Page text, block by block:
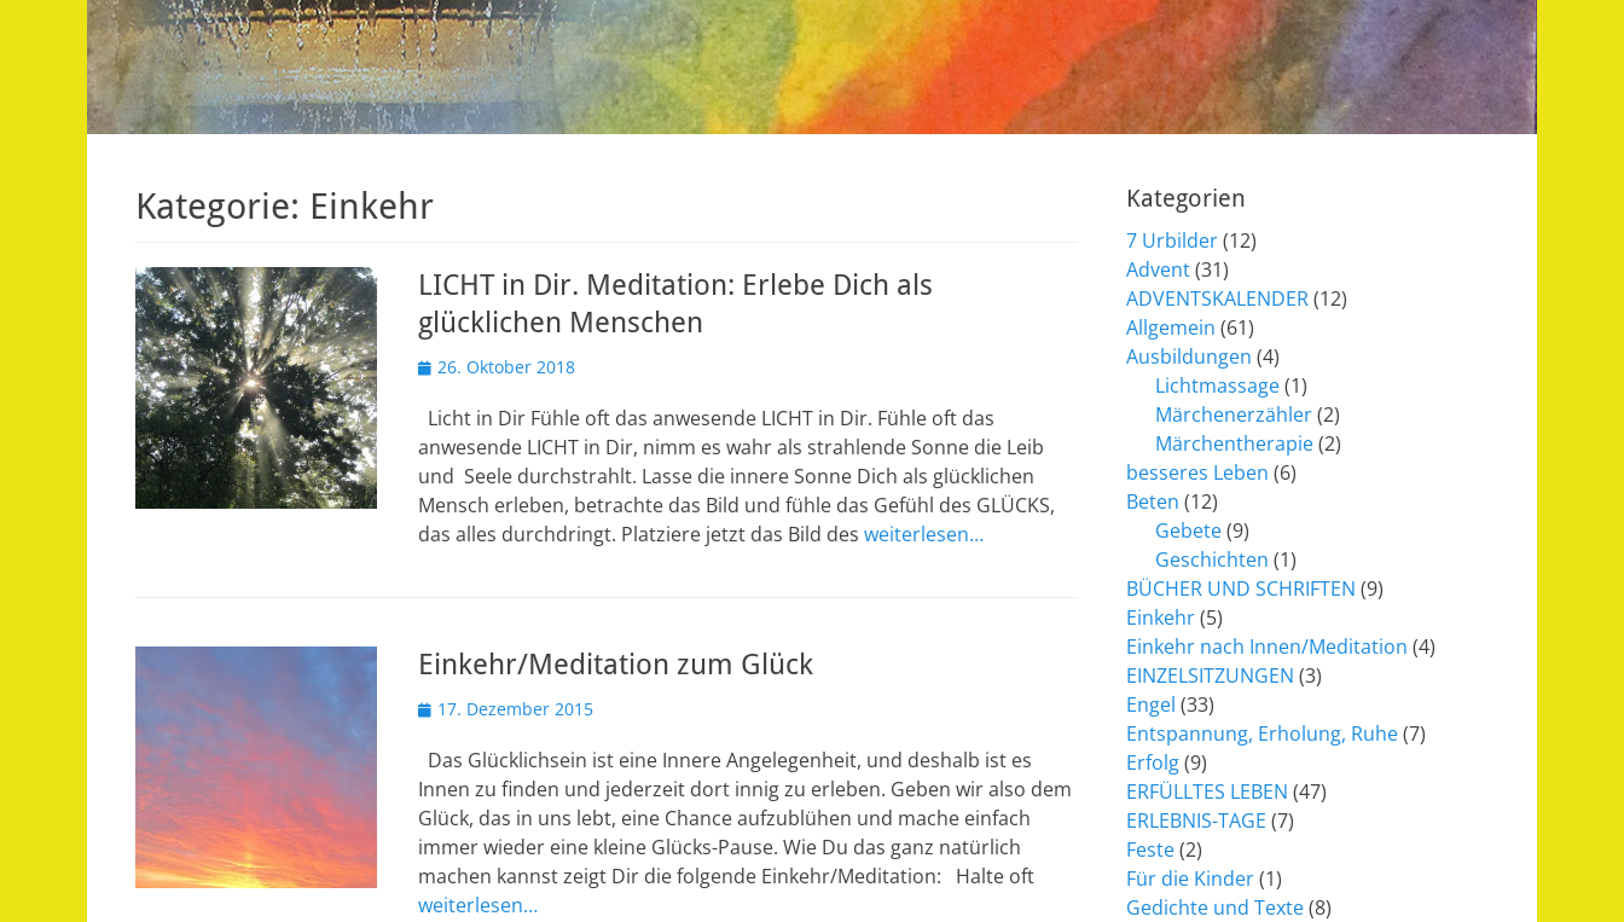
Kategorie: Einkehr
LICHT in Dir. Meditation: Erlebe Dich als
glücklichen Menschen
Veröffentlicht
26. Oktober 2018
Licht in Dir Fühle oft das anwesende LICHT in Dir. Fühle oft das
anwesende LICHT in Dir, nimm es wahr als strahlende Sonne die Leib
und Seele durchstrahlt. Lasse die innere Sonne Dich als glücklichen
Mensch erleben, betrachte das Bild und fühle das Gefühl des GLÜCKS,
das alles durchdringt. Platziere jetzt das Bild des weiterlesen…
Einkehr/Meditation zum Glück
Veröffentlicht
17. Dezember 2015
Das Glücklichsein ist eine Innere Angelegenheit, und deshalb ist es
Innen zu finden und jederzeit dort innig zu erleben. Geben wir also dem
Glück, das in uns lebt, eine Chance aufzublühen und mache einfach
immer wieder eine kleine Glücks-Pause. Wie Du das ganz natürlich
machen kannst zeigt Dir die folgende Einkehr/Meditation: Halte oft
weiterlesen…
Kategorien
7 Urbilder(12)
Advent(31)
ADVENTSKALENDER(12)
Allgemein (61)
Ausbildungen (4)
Lichtmassage(1)
Märchenerzähler(2)
Märchentherapie(2)
besseres Leben (6)
Beten (12)
Gebete(9)
Geschichten (1)
BÜCHER UND SCHRIFTEN (9)
Einkehr(5)
Einkehr nach Innen/Meditation (4)
EINZELSITZUNGEN (3)
Engel (33)
Entspannung, Erholung, Ruhe(7)
Erfolg(9)
ERFÜLLTES LEBEN (47)
ERLEBNIS-TAGE (7)
Feste(2)
Für die Kinder(1)
Gedichte und Texte(8)